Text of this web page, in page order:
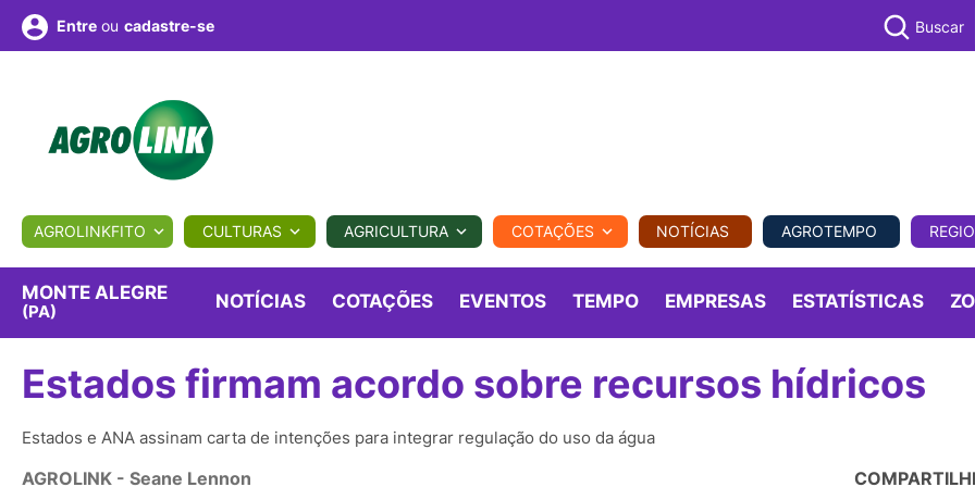
BIOLÓGICOS COTAÇÕES NOTÍCIAS AGROTEMPO REGIONAL COMERCIAL AGROVIAGENS
Conversor Colunistas
Vídeos
Entre ou cadastre-se Buscar
AGROLINKFITO CULTURAS AGRICULTURA COTAÇÕES NOTÍCIAS AGROTEMPO
MONTE ALEGRE
(PA) NOTÍCIAS COTAÇÕES EVENTOS TEMPO EMPRESAS ESTATÍSTICAS
Estados firmam acordo sobre recursos hídricos
Estados e ANA assinam carta de intenções para integrar regulação do uso da água
AGROLINK - Seane Lennon